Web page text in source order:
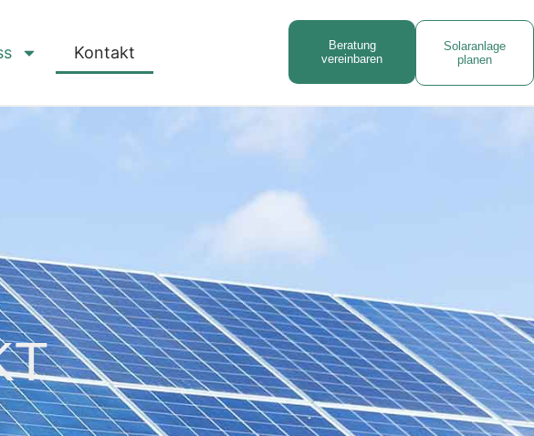
Kontakt
Beratung
vereinbaren
Solaranlage
planen